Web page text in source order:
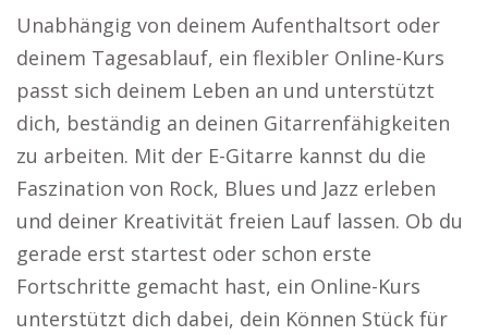
Unabhängig von deinem Aufenthaltsort oder
deinem Tagesablauf, ein flexibler Online-Kurs
passt sich deinem Leben an und unterstützt
dich, beständig an deinen Gitarrenfähigkeiten
zu arbeiten. Mit der E-Gitarre kannst du die
Faszination von Rock, Blues und Jazz erleben
und deiner Kreativität freien Lauf lassen. Ob du
gerade erst startest oder schon erste
Fortschritte gemacht hast, ein Online-Kurs
unterstützt dich dabei, dein Können Stück für